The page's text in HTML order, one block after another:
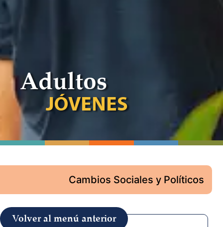
Adultos
JÓVENES
Cambios Sociales y Políticos
Volver al menú anterior